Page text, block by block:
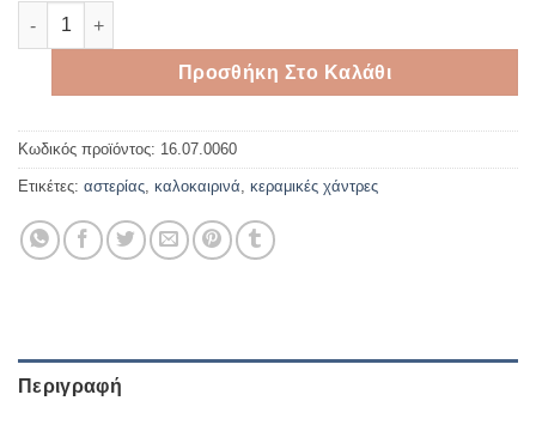
Κεραμικές χάντρες - ψαράκια 11*19mm ποσότητα
Προσθήκη Στο Καλάθι
Κωδικός προϊόντος: 16.07.0060
Ετικέτες: αστερίας, καλοκαιρινά, κεραμικές χάντρες
Περιγραφή